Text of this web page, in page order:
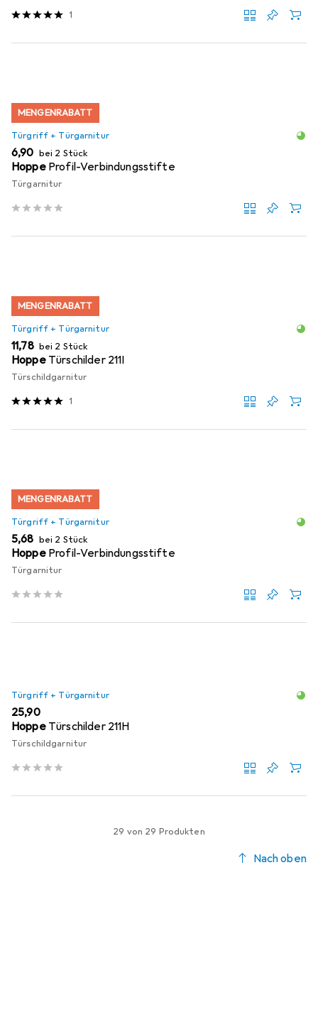
1
MENGENRABATT
Türgriff + Türgarnitur
EUR
6,90 bei 2 Stück
Hoppe Profil-Verbindungsstifte
Türgarnitur
MENGENRABATT
Türgriff + Türgarnitur
EUR
11,78 bei 2 Stück
Hoppe Türschilder 211I
Türschildgarnitur
1
MENGENRABATT
Türgriff + Türgarnitur
EUR
5,68 bei 2 Stück
Hoppe Profil-Verbindungsstifte
Türgarnitur
Türgriff + Türgarnitur
EUR
25,90
Hoppe Türschilder 211H
Türschildgarnitur
29 von 29 Produkten
Nach oben